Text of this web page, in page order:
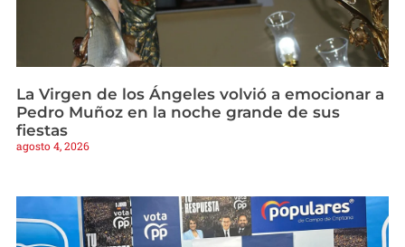
La Virgen de los Ángeles volvió a emocionar a
Pedro Muñoz en la noche grande de sus
fiestas
agosto 4, 2026